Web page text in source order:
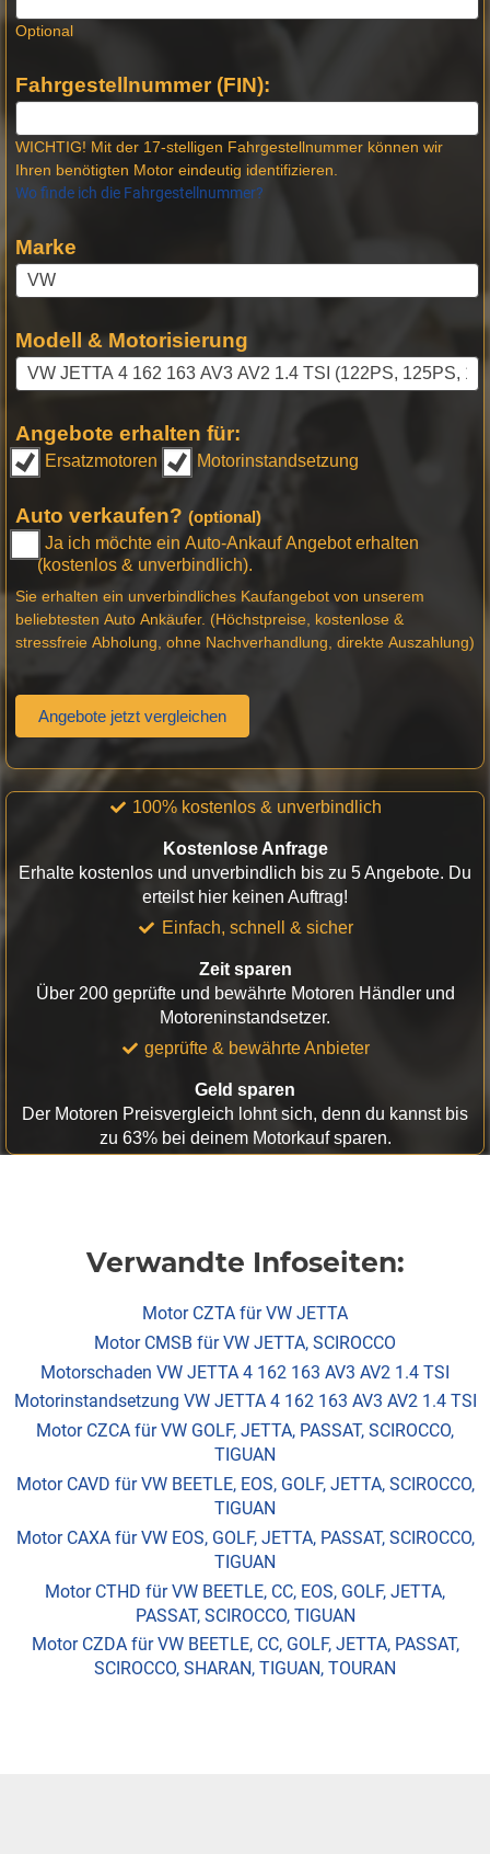
Optional
Fahrgestellnummer (FIN):
WICHTIG! Mit der 17-stelligen Fahrgestellnummer können wir
Ihren benötigten Motor eindeutig identifizieren.
Wo finde ich die Fahrgestellnummer?
Marke
Modell & Motorisierung
Angebote erhalten für:
Ersatzmotoren Motorinstandsetzung
Auto verkaufen? (optional)
Ja ich möchte ein Auto-Ankauf Angebot erhalten
(kostenlos & unverbindlich).
Sie erhalten ein unverbindliches Kaufangebot von unserem
beliebtesten Auto Ankäufer. (Höchstpreise, kostenlose &
stressfreie Abholung, ohne Nachverhandlung, direkte Auszahlung)
Angebote jetzt vergleichen
100% kostenlos & unverbindlich
Kostenlose Anfrage
Erhalte kostenlos und unverbindlich bis zu 5 Angebote. Du
erteilst hier keinen Auftrag!
Einfach, schnell & sicher
Zeit sparen
Über 200 geprüfte und bewährte Motoren Händler und
Motoreninstandsetzer.
geprüfte & bewährte Anbieter
Geld sparen
Der Motoren Preisvergleich lohnt sich, denn du kannst bis
zu 63% bei deinem Motorkauf sparen.
Verwandte Infoseiten:
Motor CZTA für VW JETTA
Motor CMSB für VW JETTA, SCIROCCO
Motorschaden VW JETTA 4 162 163 AV3 AV2 1.4 TSI
Motorinstandsetzung VW JETTA 4 162 163 AV3 AV2 1.4 TSI
Motor CZCA für VW GOLF, JETTA, PASSAT, SCIROCCO,
TIGUAN
Motor CAVD für VW BEETLE, EOS, GOLF, JETTA, SCIROCCO,
TIGUAN
Motor CAXA für VW EOS, GOLF, JETTA, PASSAT, SCIROCCO,
TIGUAN
Motor CTHD für VW BEETLE, CC, EOS, GOLF, JETTA,
PASSAT, SCIROCCO, TIGUAN
Motor CZDA für VW BEETLE, CC, GOLF, JETTA, PASSAT,
SCIROCCO, SHARAN, TIGUAN, TOURAN